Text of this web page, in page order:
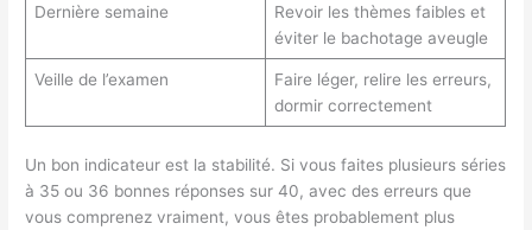
Dernière semaine
Revoir les thèmes faibles et
éviter le bachotage aveugle
Veille de l’examen
Faire léger, relire les erreurs,
dormir correctement
Un bon indicateur est la stabilité. Si vous faites plusieurs séries
à 35 ou 36 bonnes réponses sur 40, avec des erreurs que
vous comprenez vraiment, vous êtes probablement plus